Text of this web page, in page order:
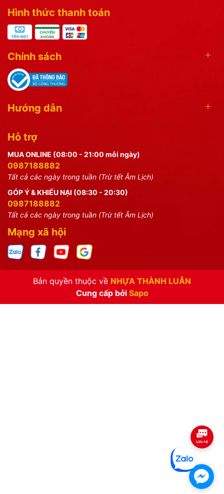
Hình thức thanh toán
Chính sách
Hướng dẫn
Hỗ trợ
MUA ONLINE (08:00 - 21:00 mỗi ngày)
0987188882
Tất cả các ngày trong tuần (Trừ tết Âm Lịch)
GÓP Ý & KHIẾU NẠI (08:30 - 20:30)
0987188882
Tất cả các ngày trong tuần (Trừ tết Âm Lịch)
Mạng xã hội
Bản quyền thuộc về NHỰA THÀNH LUÂN
Cung cấp bởi Sapo